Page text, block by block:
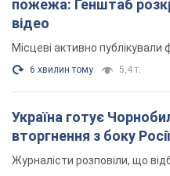
пожежа: Генштаб
відео
Місцеві активно публікували
6 хвилин тому 5,4 т.
Україна готує
вторгнення з боку
Журналісти розповіли, що